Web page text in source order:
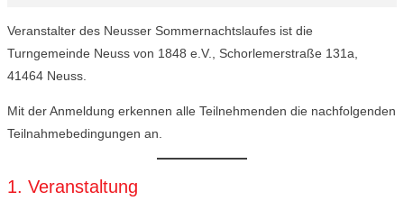
Veranstalter des Neusser Sommernachtslaufes ist die
Turngemeinde Neuss von 1848 e.V., Schorlemerstraße 131a,
41464 Neuss.
Mit der Anmeldung erkennen alle Teilnehmenden die nachfolgenden
Teilnahmebedingungen an.
1. Veranstaltung